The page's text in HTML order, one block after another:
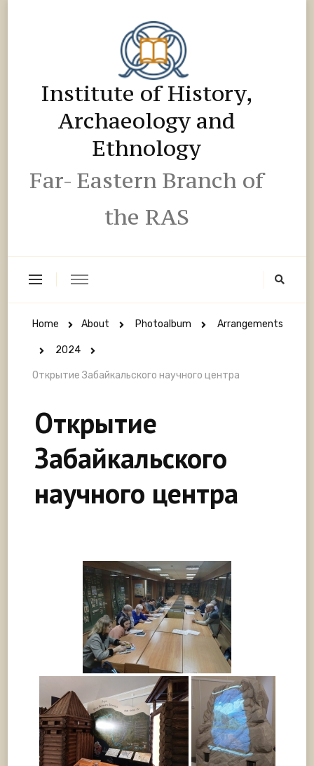
Institute of History,
Archaeology and
Ethnology
Far- Eastern Branch of
the RAS
Home About Photoalbum Arrangements
2024
Открытие Забайкальского научного центра
Открытие
Забайкальского
научного центра